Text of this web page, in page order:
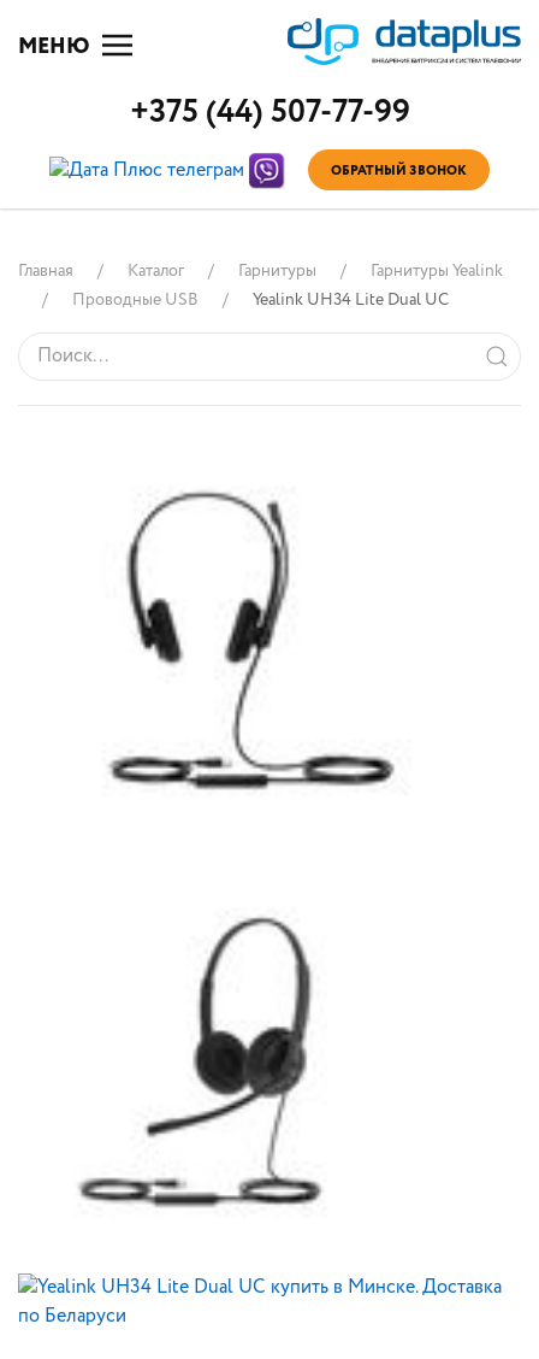
МЕНЮ
+375 (44) 507-77-99
ОБРАТНЫЙ ЗВОНОК
Главная Каталог Гарнитуры
Гарнитуры Yealink
Проводные USB
Yealink UH34 Lite Dual UC